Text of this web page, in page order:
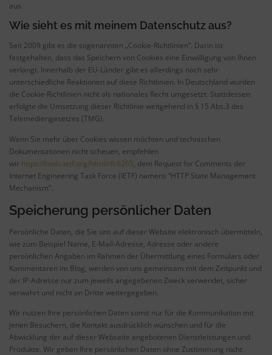
aus.
Wie sieht es mit meinem Datenschutz aus?
Seit 2009 gibt es die sogenannten „Cookie-Richtlinien“. Darin ist
festgehalten, dass das Speichern von Cookies eine Einwilligung von Ihnen
verlangt. Innerhalb der EU-Länder gibt es allerdings noch sehr
unterschiedliche Reaktionen auf diese Richtlinien. In Deutschland wurden
die Cookie-Richtlinien nicht als nationales Recht umgesetzt. Stattdessen
erfolgte die Umsetzung dieser Richtlinie weitgehend in § 15 Abs.3 des
Telemediengesetzes (TMG).
Wenn Sie mehr über Cookies wissen möchten und technischen
Dokumentationen nicht scheuen, empfehlen
wir https://tools.ietf.org/html/rfc6265, dem Request for Comments der
Internet Engineering Task Force (IETF) namens “HTTP State Management
Mechanism”.
Speicherung persönlicher Daten
Persönliche Daten, die Sie uns auf dieser Website elektronisch übermitteln,
wie zum Beispiel Name, E-Mail-Adresse, Adresse oder andere
persönlichen Angaben im Rahmen der Übermittlung eines Formulars oder
Kommentaren im Blog, werden von uns gemeinsam mit dem Zeitpunkt und
der IP-Adresse nur zum jeweils angegebenen Zweck verwendet, sicher
verwahrt und nicht an Dritte weitergegeben.
Wir nutzen Ihre persönlichen Daten somit nur für die Kommunikation mit
jenen Besuchern, die Kontakt ausdrücklich wünschen und für die
Abwicklung der auf dieser Webseite angebotenen Dienstleistungen und
Produkte. Wir geben Ihre persönlichen Daten ohne Zustimmung nicht